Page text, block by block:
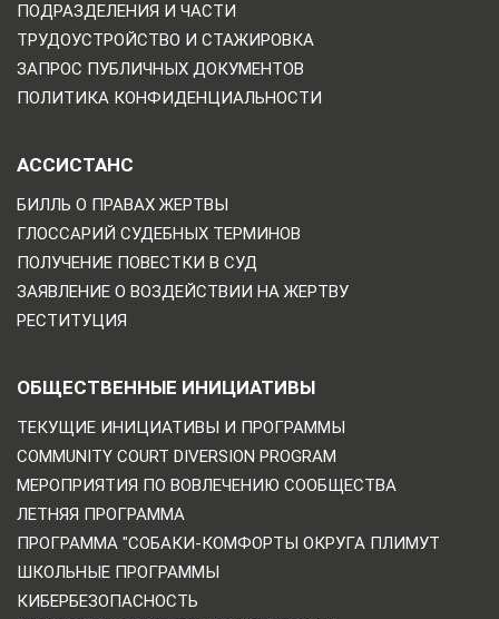
ПОДРАЗДЕЛЕНИЯ И ЧАСТИ
ТРУДОУСТРОЙСТВО И СТАЖИРОВКА
ЗАПРОС ПУБЛИЧНЫХ ДОКУМЕНТОВ
ПОЛИТИКА КОНФИДЕНЦИАЛЬНОСТИ
АССИСТАНС
БИЛЛЬ О ПРАВАХ ЖЕРТВЫ
ГЛОССАРИЙ СУДЕБНЫХ ТЕРМИНОВ
ПОЛУЧЕНИЕ ПОВЕСТКИ В СУД
ЗАЯВЛЕНИЕ О ВОЗДЕЙСТВИИ НА ЖЕРТВУ
РЕСТИТУЦИЯ
ОБЩЕСТВЕННЫЕ ИНИЦИАТИВЫ
ТЕКУЩИЕ ИНИЦИАТИВЫ И ПРОГРАММЫ
COMMUNITY COURT DIVERSION PROGRAM
МЕРОПРИЯТИЯ ПО ВОВЛЕЧЕНИЮ СООБЩЕСТВА
ЛЕТНЯЯ ПРОГРАММА
ПРОГРАММА "СОБАКИ-КОМФОРТЫ ОКРУГА ПЛИМУТ
ШКОЛЬНЫЕ ПРОГРАММЫ
КИБЕРБЕЗОПАСНОСТЬ